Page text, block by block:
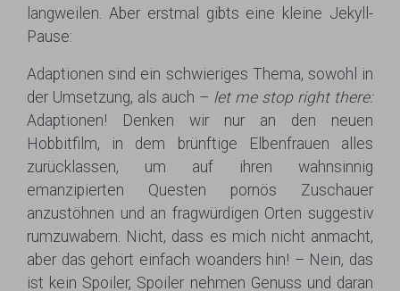
langweilen. Aber erstmal gibts eine kleine Jekyll-
Pause:
Adaptionen sind ein schwieriges Thema, sowohl in
der Umsetzung, als auch – let me stop right there:
Adaptionen! Denken wir nur an den neuen
Hobbitfilm, in dem brünftige Elbenfrauen alles
zurücklassen, um auf ihren wahnsinnig
emanzipierten Questen pornös Zuschauer
anzustöhnen und an fragwürdigen Orten suggestiv
rumzuwabern. Nicht, dass es mich nicht anmacht,
aber das gehört einfach woanders hin! – Nein, das
ist kein Spoiler, Spoiler nehmen Genuss und daran